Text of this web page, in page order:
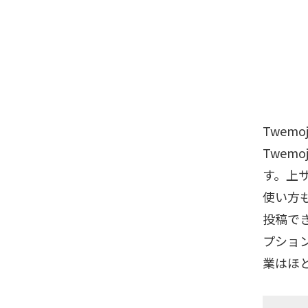
す。上
使い方
投稿で
プショ
業はほ